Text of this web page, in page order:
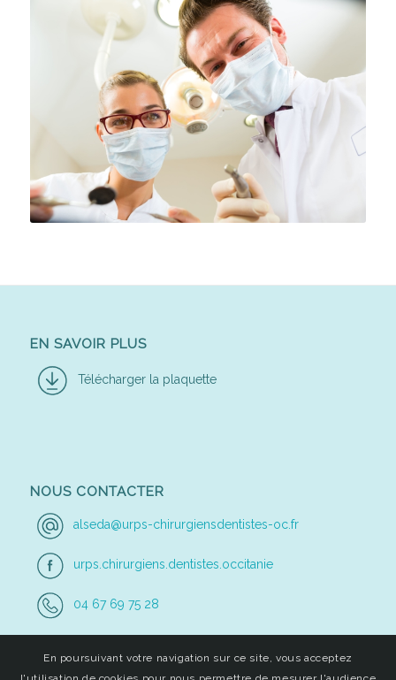
EN SAVOIR PLUS
Télécharger la plaquette
NOUS CONTACTER
alseda@urps-chirurgiensdentistes-oc.fr
urps.chirurgiens.dentistes.occitanie
04 67 69 75 28
En poursuivant votre navigation sur ce site, vous acceptez